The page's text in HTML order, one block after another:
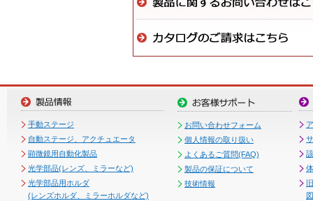
手動ステージ
自動ステージ、アクチュエータ
顕微鏡用自動化製品
光学部品(レンズ、ミラーなど)
光学部品用ホルダ
(レンズホルダ、ミラーホルダなど)
お問い合わせフォーム
個人情報の取り扱い
よくあるご質問(FAQ)
製品の保証について
技術情報